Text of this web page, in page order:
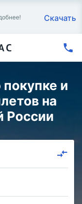
Скачать
и
на
России